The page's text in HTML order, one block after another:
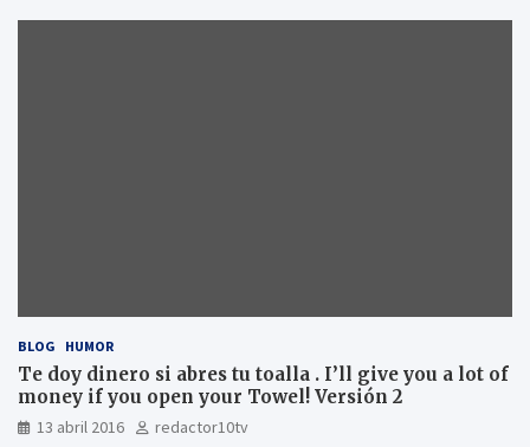
BLOG HUMOR
Te doy dinero si abres tu toalla . I’ll give you a lot of
money if you open your Towel! Versión 2
13 abril 2016
redactor10tv